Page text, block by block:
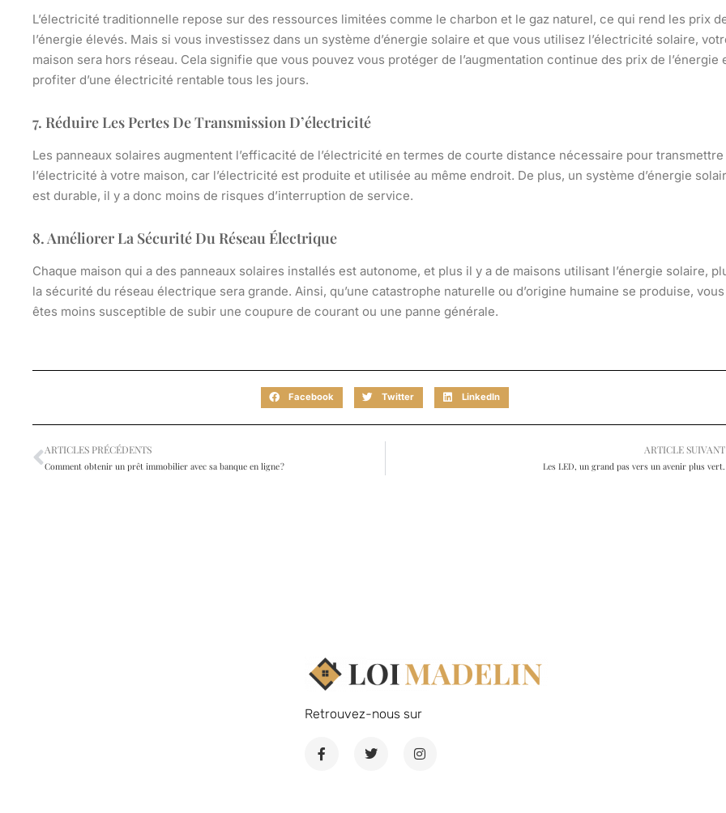
L’électricité traditionnelle repose sur des ressources limitées comme le charbon et le gaz naturel, ce qui rend les prix
l’énergie élevés. Mais si vous investissez dans un système d’énergie solaire et que vous utilisez l’électricité solaire,
maison sera hors réseau. Cela signifie que vous pouvez vous protéger de l’augmentation continue des prix de l’énergie
profiter d’une électricité rentable tous les jours.
7. Réduire Les Pertes De Transmission D’électricité
Les panneaux solaires augmentent l’efficacité de l’électricité en termes de courte distance nécessaire pour transmettre
l’électricité à votre maison, car l’électricité est produite et utilisée au même endroit. De plus, un système d’énergie
est durable, il y a donc moins de risques d’interruption de service.
8. Améliorer La Sécurité Du Réseau Électrique
Chaque maison qui a des panneaux solaires installés est autonome, et plus il y a de maisons utilisant l’énergie solaire,
la sécurité du réseau électrique sera grande. Ainsi, qu’une catastrophe naturelle ou d’origine humaine se produise, vous
êtes moins susceptible de subir une coupure de courant ou une panne générale.
Facebook Twitter LinkedIn
ARTICLES PRÉCÉDENTS
Comment obtenir un prêt immobilier avec sa banque en ligne ?
ARTICLE SUIVANT
Les LED, un grand pas vers un avenir plus vert.
Retrouvez-nous sur